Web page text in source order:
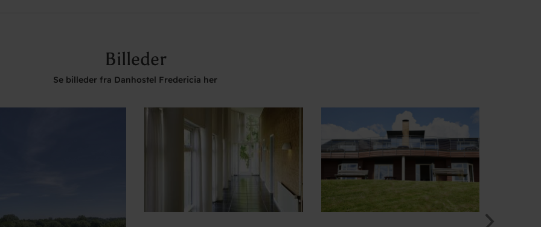
Billeder
Se billeder fra Danhostel Fredericia her